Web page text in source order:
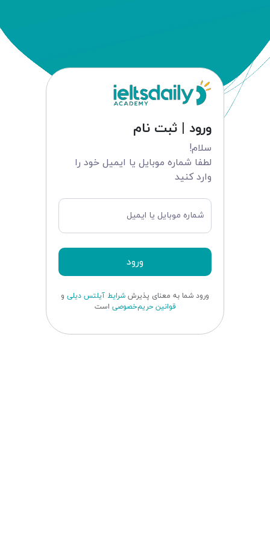
ورود | ثبت نام
سلام!
لطفا شماره موبایل یا ایمیل خود را
وارد کنید
شماره موبایل یا ایمیل
ورود
ورود شما به معنای پذیرششرایط آیلتس دیلی و
قوانین حریم‌خصوصی است